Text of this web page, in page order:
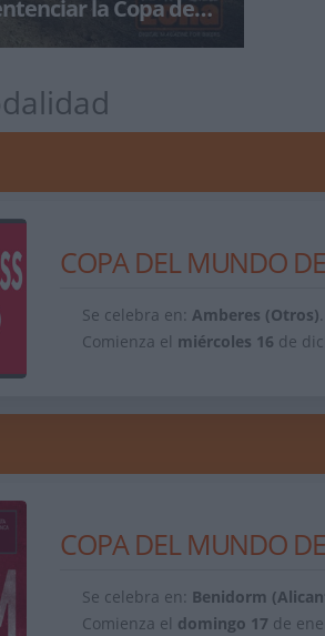
la Copa de
vivirá este próximo
COPA DEL MUNDO
Se celebra en:Amberes (Otros)
Comienza el miércoles 16 de
COPA DEL MUNDO
Se celebra en: Benidorm
Comienza el domingo 17 de